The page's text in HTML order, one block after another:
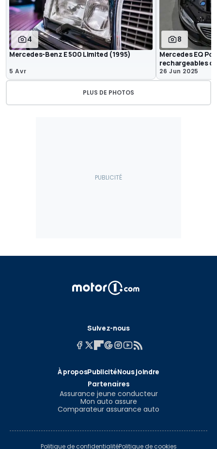
4
Mercedes-Benz E 500 Limited (1995)
5 Avr
8
Mercedes EQ
rechargeables
26 Jun 2025
PLUS DE PHOTOS
Suivez-nous
À proposPublicitéNous joindre
Partenaires
Assurance jeune conducteur
Mon auto assure
Comparateur assurance auto
Politique de confidentialitéPolitique de cookies